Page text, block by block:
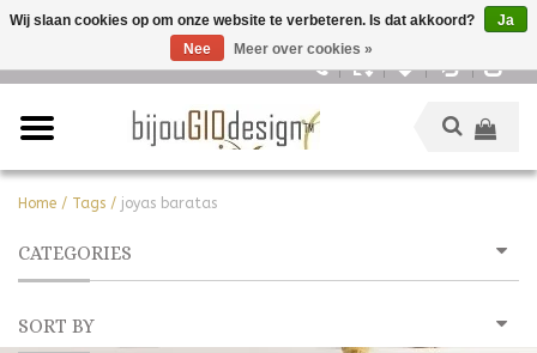
Home / Tags / joyas baratas
CATEGORIES
SORT BY
Wij slaan cookies op om onze website te verbeteren. Is dat akkoord?
Ja
Nee
Meer over cookies »